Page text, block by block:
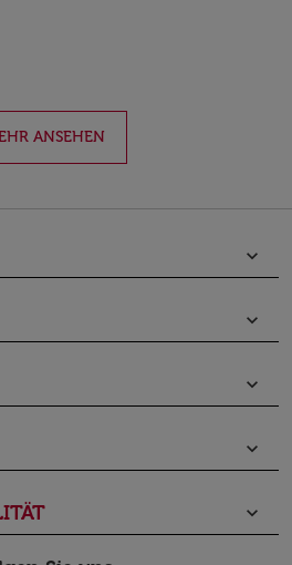
ANSEHEN
keyboard_arrow_down
keyboard_arrow_down
keyboard_arrow_down
keyboard_arrow_down
keyboard_arrow_down